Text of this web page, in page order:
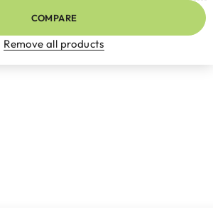
COMPARE
Remove all products